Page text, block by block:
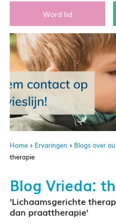
Word lid
Home Ervaringen Blogs over
therapie
Blog Vrieda:
'Lichaamsgerichte
dan praattherapie'